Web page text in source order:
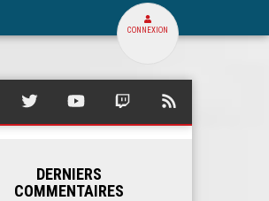
CONNEXION
SQUARE SQUARE SQUARE SQUARE
DERNIERS
COMMENTAIRES